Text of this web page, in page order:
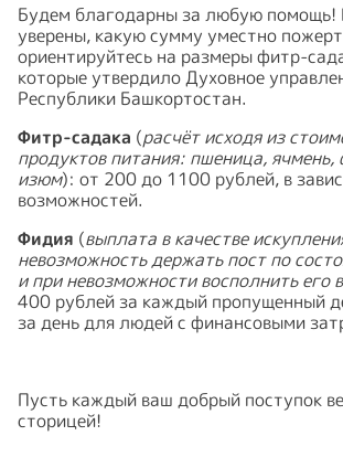
Будем благодарны за любую помощь!
уверены, какую сумму уместно
ориентируйтесь на размеры фитр-
которые утвердило Духовное
Республики Башкортостан.
Фитр-садака (расчёт исходя из
продуктов питания: пшеница, ячмень,
изюм): от 200 до 1100 рублей, в
возможностей.
Фидия (выплата в качестве
невозможность держать пост по
и при невозможности восполнить его
400 рублей за каждый пропущенный
за день для людей с финансовыми
Пусть каждый ваш добрый поступок
сторицей!